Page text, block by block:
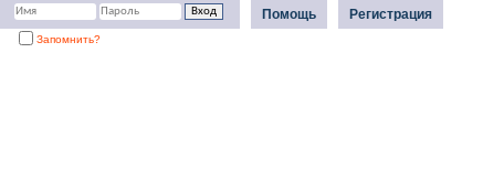
Регистрация
Помощь
Запомнить?